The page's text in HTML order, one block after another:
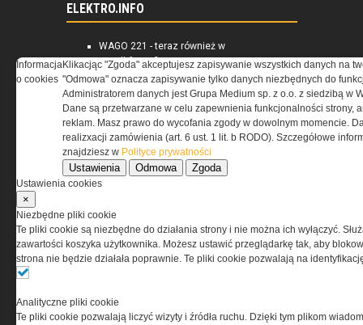
ELEKTRO.INFO
WAGO 221 - teraz również w
wersji 6 mm²
Dlaczego warto wybrać
ogrzewanie...
Jak wybrać lampy wiszące do
domu?
Informacja
o cookies
Klikacjąc "Zgoda" akceptujesz zapisywanie wszystkich danych na
"Odmowa" oznacza zapisywanie tylko danych niezbędnych do
Administratorem danych jest Grupa Medium sp. z o.o. z siedzibą w
Dane są przetwarzane w celu zapewnienia funkcjonalności strony,
reklam. Masz prawo do wycofania zgody w dowolnym momencie.
realizxacji zamówienia (art. 6 ust. 1 lit. b RODO). Szczegółowe
znajdziesz w Polityce prywatności
Ustawienia Odmowa Zgoda
Ustawienia cookies
×
Niezbędne pliki cookie
Te pliki cookie są niezbędne do działania strony i nie można ich wyłączyć.
zawartości koszyka użytkownika. Możesz ustawić przeglądarkę tak, aby
strona nie będzie działała poprawnie. Te pliki cookie pozwalają na
Analityczne pliki cookie
Te pliki cookie pozwalają liczyć wizyty i źródła ruchu. Dzięki tym plikom